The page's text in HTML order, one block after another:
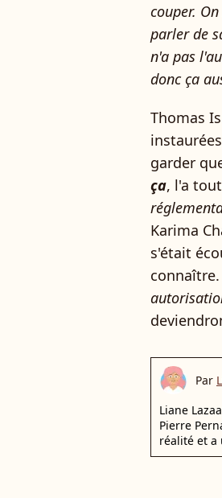
couper.
parler de
n'a pas
donc ça
Thomas
garder
ça, l'a
Karima
s'était
Par
Liane
Pierre
réalité et a